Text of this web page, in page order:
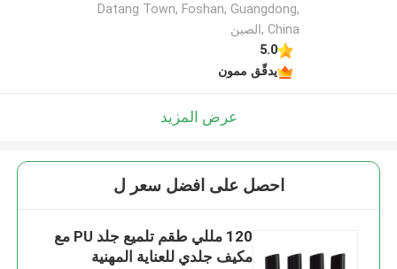
Datang Town, Foshan, Guangdong,
China ,الصين
5.0
يدقّق ممون
عرض المزيد
احصل على افضل سعر ل
120 مللي طقم تلميع جلد PU مع
مكيف جلدي للعناية المهنية